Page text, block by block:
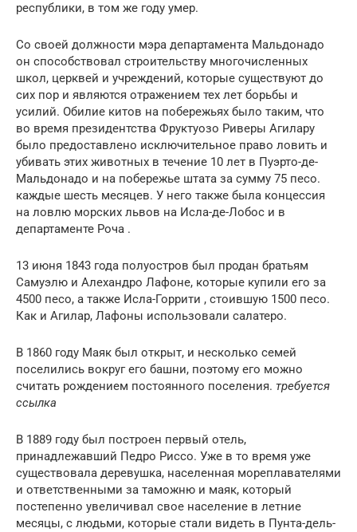
республики, в том же году умер.
Со своей должности мэра департамента Мальдонадо
он способствовал строительству многочисленных
школ, церквей и учреждений, которые существуют до
сих пор и являются отражением тех лет борьбы и
усилий. Обилие китов на побережьях было таким, что
во время президентства Фруктуозо Риверы Агилару
было предоставлено исключительное право ловить и
убивать этих животных в течение 10 лет в Пуэрто-де-
Мальдонадо и на побережье штата за сумму 75 песо.
каждые шесть месяцев. У него также была концессия
на ловлю морских львов на Исла-де-Лобос и в
департаменте Роча .
13 июня 1843 года полуостров был продан братьям
Самуэлю и Алехандро Лафоне, которые купили его за
4500 песо, а также Исла-Горрити , стоившую 1500 песо.
Как и Агилар, Лафоны использовали салатеро.
В 1860 году Маяк был открыт, и несколько семей
поселились вокруг его башни, поэтому его можно
считать рождением постоянного поселения. требуется
ссылка
В 1889 году был построен первый отель,
принадлежавший Педро Риссо. Уже в то время уже
существовала деревушка, населенная мореплавателями
и ответственными за таможню и маяк, который
постепенно увеличивал свое население в летние
месяцы, с людьми, которые стали видеть в Пунта-дель-